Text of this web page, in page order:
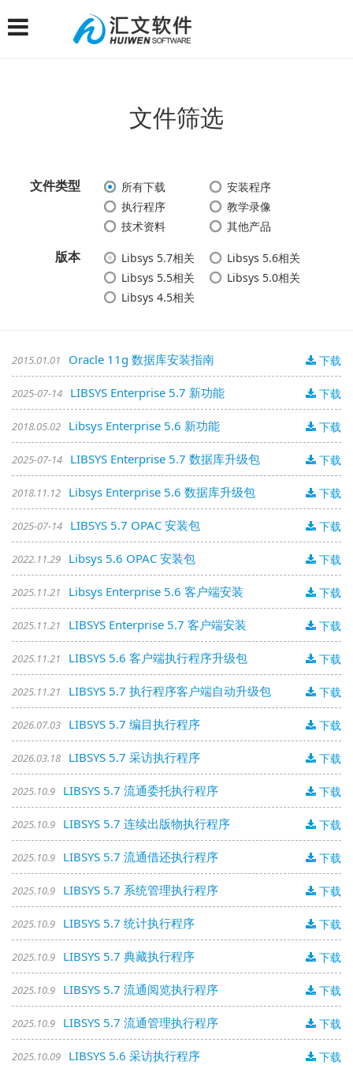
文件筛选
文件类型 所有下载
安装程序
执行程序
教学录像
技术资料
其他产品
版本 Libsys 5.7相关
Libsys 5.6相关
Libsys 5.5相关
Libsys 5.0相关
Libsys 4.5相关
2015.01.01 Oracle 11g 数据库安装指南 下载
2025-07-14 LIBSYS Enterprise 5.7 新功能 下载
2018.05.02 Libsys Enterprise 5.6 新功能 下载
2025-07-14 LIBSYS Enterprise 5.7 数据库升级包 下载
2018.11.12 Libsys Enterprise 5.6 数据库升级包 下载
2025-07-14 LIBSYS 5.7 OPAC 安装包 下载
2022.11.29 Libsys 5.6 OPAC 安装包 下载
2025.11.21 Libsys Enterprise 5.6 客户端安装 下载
2025.11.21 LIBSYS Enterprise 5.7 客户端安装 下载
2025.11.21 LIBSYS 5.6 客户端执行程序升级包 下载
2025.11.21 LIBSYS 5.7 执行程序客户端自动升级包 下载
2026.07.03 LIBSYS 5.7 编目执行程序 下载
2026.03.18 LIBSYS 5.7 采访执行程序 下载
2025.10.9 LIBSYS 5.7 流通委托执行程序 下载
2025.10.9 LIBSYS 5.7 连续出版物执行程序 下载
2025.10.9 LIBSYS 5.7 流通借还执行程序 下载
2025.10.9 LIBSYS 5.7 系统管理执行程序 下载
2025.10.9 LIBSYS 5.7 统计执行程序 下载
2025.10.9 LIBSYS 5.7 典藏执行程序 下载
2025.10.9 LIBSYS 5.7 流通阅览执行程序 下载
2025.10.9 LIBSYS 5.7 流通管理执行程序 下载
2025.10.09 LIBSYS 5.6 采访执行程序 下载